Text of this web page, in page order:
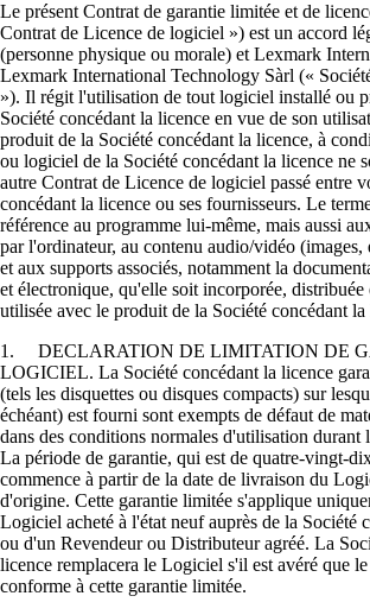
Le présent Contrat de garantie limitée et de
Contrat de Licence de logiciel ») est un accord
(personne physique ou morale) et Lexmark
Lexmark International Technology Sàrl («
»). Il régit l'utilisation de tout logiciel installé ou
Société concédant la licence en vue de son
produit de la Société concédant la licence, à
ou logiciel de la Société concédant la licence ne
autre Contrat de Licence de logiciel passé entre
concédant la licence ou ses fournisseurs. Le
référence au programme lui-même, mais aussi
par l'ordinateur, au contenu audio/vidéo (images,
et aux supports associés, notamment la
et électronique, qu'elle soit incorporée, distribuée
utilisée avec le produit de la Société concédant la
1. DECLARATION DE LIMITATION DE
LOGICIEL. La Société concédant la licence
(tels les disquettes ou disques compacts) sur
échéant) est fourni sont exempts de défaut de
dans des conditions normales d'utilisation durant
La période de garantie, qui est de quatre-vingt-
commence à partir de la date de livraison du
d'origine. Cette garantie limitée s'applique
Logiciel acheté à l'état neuf auprès de la Société
ou d'un Revendeur ou Distributeur agréé. La
licence remplacera le Logiciel s'il est avéré que
conforme à cette garantie limitée.